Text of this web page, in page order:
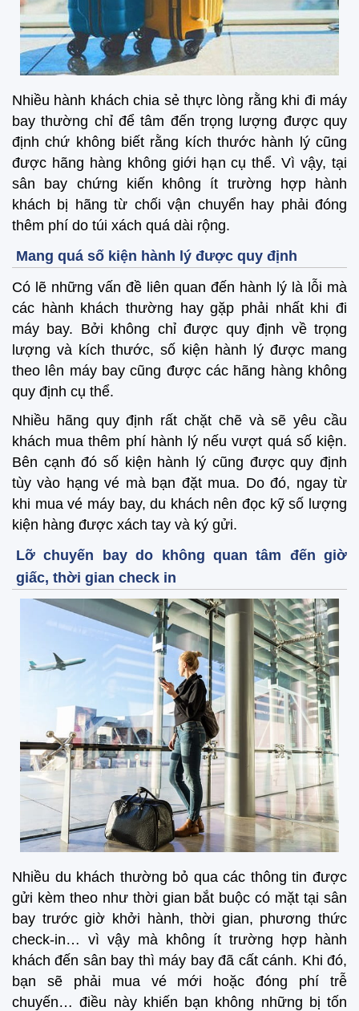
Nhiều hành khách chia sẻ thực lòng rằng khi đi máy
bay thường chỉ để tâm đến trọng lượng được quy
định chứ không biết rằng kích thước hành lý cũng
được hãng hàng không giới hạn cụ thể. Vì vậy, tại
sân bay chứng kiến không ít trường hợp hành
khách bị hãng từ chối vận chuyển hay phải đóng
thêm phí do túi xách quá dài rộng.
Mang quá số kiện hành lý được quy định
Có lẽ những vấn đề liên quan đến hành lý là lỗi mà
các hành khách thường hay gặp phải nhất khi đi
máy bay. Bởi không chỉ được quy định về trọng
lượng và kích thước, số kiện hành lý được mang
theo lên máy bay cũng được các hãng hàng không
quy định cụ thể.
Nhiều hãng quy định rất chặt chẽ và sẽ yêu cầu
khách mua thêm phí hành lý nếu vượt quá số kiện.
Bên cạnh đó số kiện hành lý cũng được quy định
tùy vào hạng vé mà bạn đặt mua. Do đó, ngay từ
khi mua vé máy bay, du khách nên đọc kỹ số lượng
kiện hàng được xách tay và ký gửi.
Lỡ chuyến bay do không quan tâm đến giờ
giấc, thời gian check in
Nhiều du khách thường bỏ qua các thông tin được
gửi kèm theo như thời gian bắt buộc có mặt tại sân
bay trước giờ khởi hành, thời gian, phương thức
check-in… vì vậy mà không ít trường hợp hành
khách đến sân bay thì máy bay đã cất cánh. Khi đó,
bạn sẽ phải mua vé mới hoặc đóng phí trễ
chuyến… điều này khiến bạn không những bị tốn